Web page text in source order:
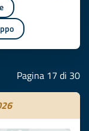
Pagina 17 di 30